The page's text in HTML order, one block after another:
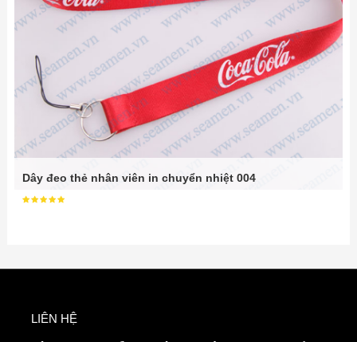
Dây đeo thẻ nhân viên in chuyển nhiệt 004
LIÊN HỆ